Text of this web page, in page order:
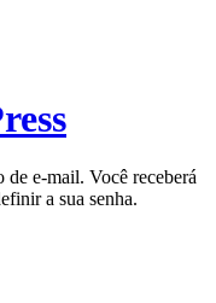
e-mail. Você receberá
a sua senha.